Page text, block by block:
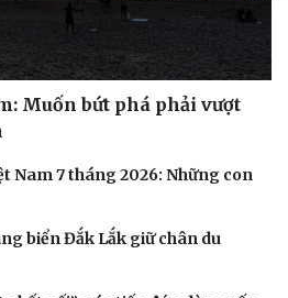
Muốn bứt phá phải vượt
Nam 7 tháng 2026: Những con
biển Đắk Lắk giữ chân du